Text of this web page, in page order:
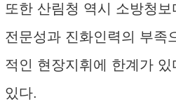
또한 산림청 역시 소방청
전문성과 진화인력의 부족
적인 현장지휘에 한계가
있다.